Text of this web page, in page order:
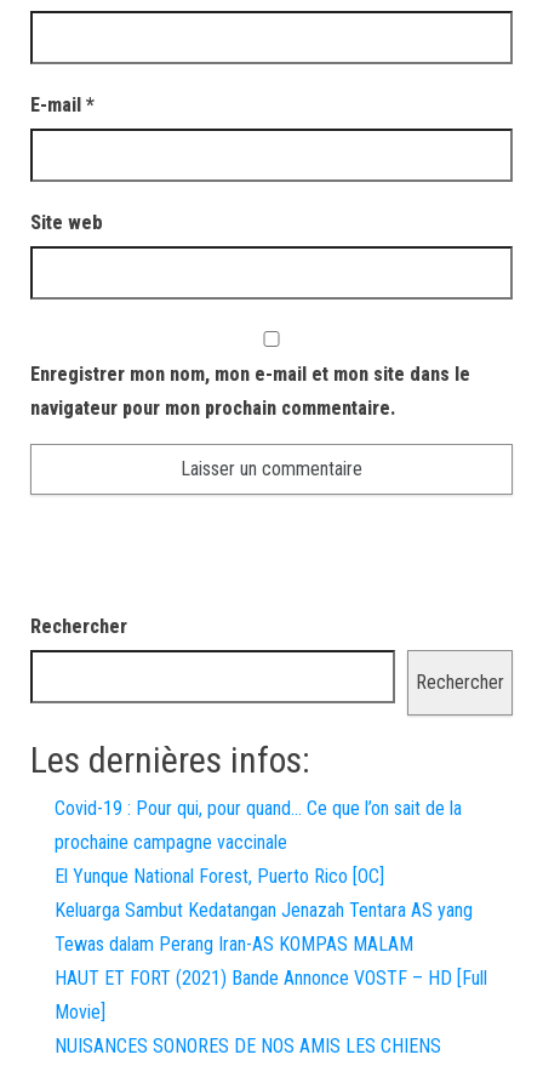
E-mail *
Site web
Enregistrer mon nom, mon e-mail et mon site dans le
navigateur pour mon prochain commentaire.
Rechercher
Rechercher
Les dernières infos:
Covid-19 : Pour qui, pour quand… Ce que l’on sait de la
prochaine campagne vaccinale
El Yunque National Forest, Puerto Rico [OC]
Keluarga Sambut Kedatangan Jenazah Tentara AS yang
Tewas dalam Perang Iran-AS KOMPAS MALAM
HAUT ET FORT (2021) Bande Annonce VOSTF – HD [Full
Movie]
NUISANCES SONORES DE NOS AMIS LES CHIENS